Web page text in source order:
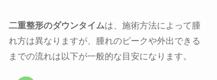
二重整形のダウンタイムは、施術方法によって腫
れ方は異なりますが、腫れのピークや外出できる
までの流れは以下が一般的な目安になります。